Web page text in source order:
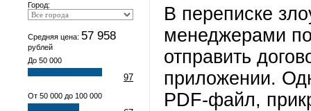
Город:
Средняя цена: 57 958
рублей
До 50 000
97
От 50 000 до 100 000
В переписке
менеджерами
отправить
приложении.
PDF-файл,